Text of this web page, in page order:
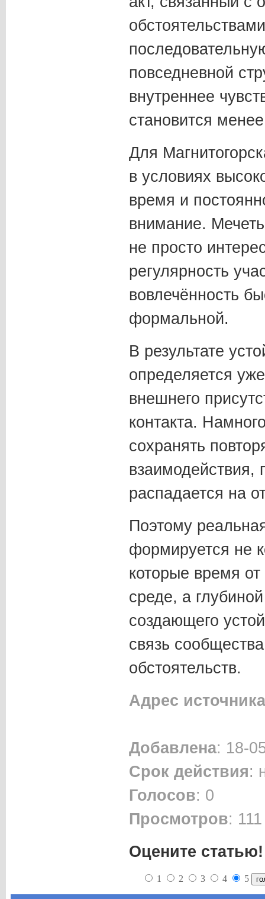
повседневной
внутреннее
становится
Для
в условиях
время и
внимание.
не просто
регулярность
вовлечённость
формальной.
В результате
определяется
внешнего
контакта.
сохранять
взаимодействия,
распадается на
Поэтому
формируется не
которые время
среде, а
создающего
связь
обстоятельств.
Адрес источника
Добавлена: 18-
Срок действия:
Голосов: 0
Просмотров: 111
Оцените статью!
1 2 3 4 5